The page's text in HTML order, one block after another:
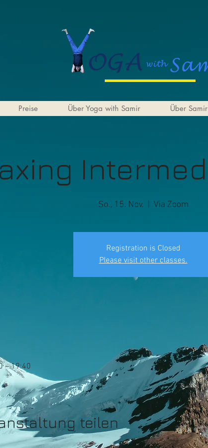
Preise Über Yoga with Samir Über
So., 15. Nov. Via Zoom
Registration is Closed
Please visit other classes.
– 19:40
teilen